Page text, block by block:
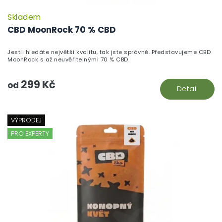
CBD MoonRock 70 % CBD
Skladem
od 299 Kč Detail
Jestli hledáte největší kvalitu, tak jste správně. Představujeme CBD
MoonRock s až neuvěřitelnými 70 % CBD.
VÝPRODEJ
PRO EXPERTY